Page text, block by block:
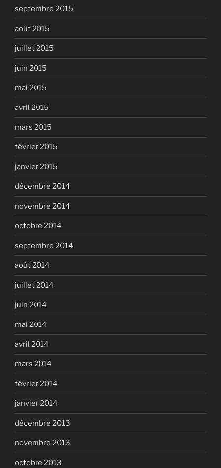
septembre 2015
août 2015
juillet 2015
juin 2015
mai 2015
avril 2015
mars 2015
février 2015
janvier 2015
décembre 2014
novembre 2014
octobre 2014
septembre 2014
août 2014
juillet 2014
juin 2014
mai 2014
avril 2014
mars 2014
février 2014
janvier 2014
décembre 2013
novembre 2013
octobre 2013